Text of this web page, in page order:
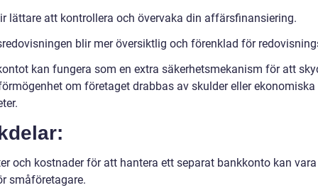
lättare att kontrollera och övervaka din affärsfinansiering.
blir mer översiktlig och förenklad för
kan fungera som en extra säkerhetsmekanism för att
om företaget drabbas av skulder eller ekonomiska
och kostnader för att hantera ett separat bankkonto kan
småföretagare.